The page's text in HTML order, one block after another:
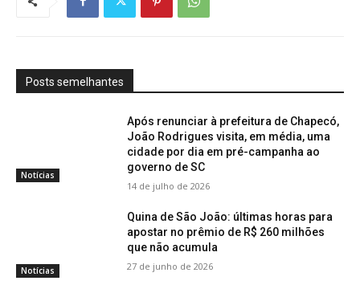
Posts semelhantes
Notícias
Após renunciar à prefeitura de Chapecó,
João Rodrigues visita, em média, uma
cidade por dia em pré-campanha ao
governo de SC
14 de julho de 2026
Notícias
Quina de São João: últimas horas para
apostar no prêmio de R$ 260 milhões
que não acumula
27 de junho de 2026